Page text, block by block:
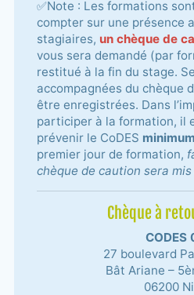
✅Note : Les formations
compter sur une présence
stagiaires, un chèque de
vous sera demandé (par
restitué à la fin du stage.
accompagnées du chèque
être enregistrées. Dans
participer à la formation, il
prévenir le CoDES
premier jour de formation,
chèque de caution sera mis
Chèque à
CODES
27 boulevard
Bât Ariane –
06200